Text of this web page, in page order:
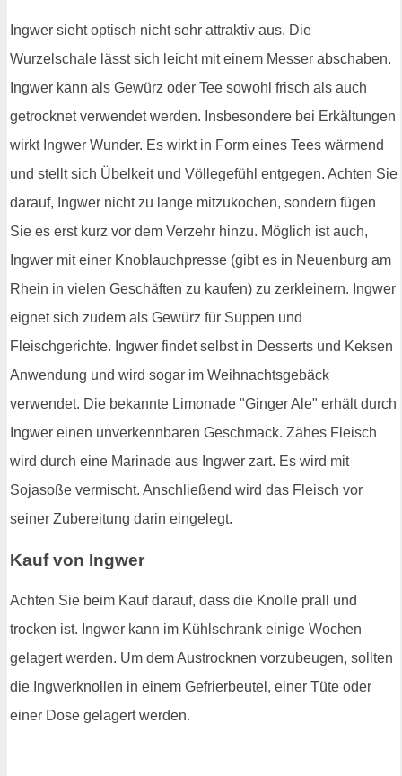
Ingwer sieht optisch nicht sehr attraktiv aus. Die
Wurzelschale lässt sich leicht mit einem Messer abschaben.
Ingwer kann als Gewürz oder Tee sowohl frisch als auch
getrocknet verwendet werden. Insbesondere bei Erkältungen
wirkt Ingwer Wunder. Es wirkt in Form eines Tees wärmend
und stellt sich Übelkeit und Völlegefühl entgegen. Achten Sie
darauf, Ingwer nicht zu lange mitzukochen, sondern fügen
Sie es erst kurz vor dem Verzehr hinzu. Möglich ist auch,
Ingwer mit einer Knoblauchpresse (gibt es in Neuenburg am
Rhein in vielen Geschäften zu kaufen) zu zerkleinern. Ingwer
eignet sich zudem als Gewürz für Suppen und
Fleischgerichte. Ingwer findet selbst in Desserts und Keksen
Anwendung und wird sogar im Weihnachtsgebäck
verwendet. Die bekannte Limonade "Ginger Ale" erhält durch
Ingwer einen unverkennbaren Geschmack. Zähes Fleisch
wird durch eine Marinade aus Ingwer zart. Es wird mit
Sojasoße vermischt. Anschließend wird das Fleisch vor
seiner Zubereitung darin eingelegt.
Kauf von Ingwer
Achten Sie beim Kauf darauf, dass die Knolle prall und
trocken ist. Ingwer kann im Kühlschrank einige Wochen
gelagert werden. Um dem Austrocknen vorzubeugen, sollten
die Ingwerknollen in einem Gefrierbeutel, einer Tüte oder
einer Dose gelagert werden.